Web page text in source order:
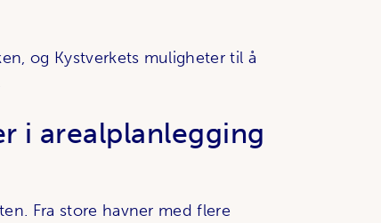
og Kystverkets muligheter til å
i arealplanlegging
Fra store havner med flere